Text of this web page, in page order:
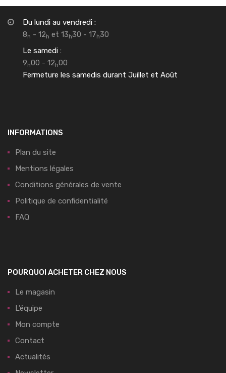
Du lundi au vendredi :
8h - 12h et 13h30 - 17h30
Le samedi :
9h00 - 12h00
Fermeture les samedis durant Juillet et Août
INFORMATIONS
Plan du site
Mentions légales
Conditions générales de vente
Politique de confidentialité
FAQ
POURQUOI ACHETER CHEZ NOUS
Le magasin
L’équipe
Mon compte
Contact
Actualités